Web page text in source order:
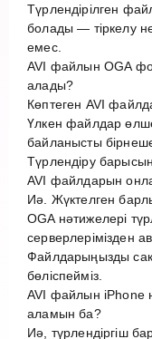
Түрлендірілген
болады — тіркелу
емес.
AVI файлын OGA
алады?
Көптеген AVI
Үлкен файлдар
байланысты
Түрлендіру
AVI файлдарын
Иә. Жүктелген
OGA нәтижелері
серверлерімізден
Файлдарыңызды
бөліспейміз.
AVI файлын iPhone
аламын ба?
Иә, түрлендіргіш